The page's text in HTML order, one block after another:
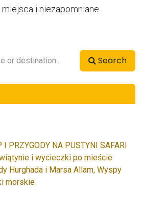
i niezapomniane
Search
I PRZYGODY NA PUSTYNI SAFARI
i wycieczki po mieście
Hurghada i Marsa Allam, Wyspy
morskie